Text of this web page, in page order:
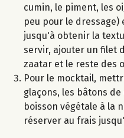
cumin, le piment, les
peu pour le dressage)
jusqu'à obtenir la
servir, ajouter un filet
zaatar et le reste des
Pour le mocktail,
glaçons, les bâtons
boisson végétale à la
réserver au frais